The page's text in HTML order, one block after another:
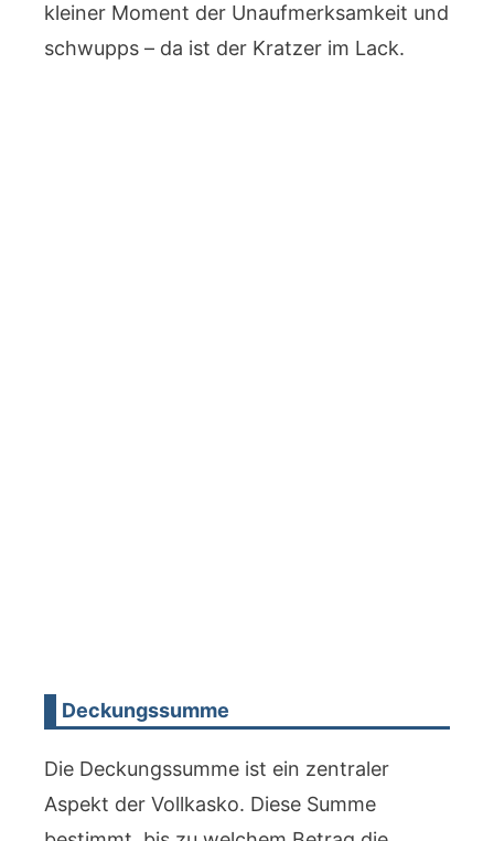
kleiner Moment der Unaufmerksamkeit und
schwupps – da ist der Kratzer im Lack.
Deckungssumme
Die Deckungssumme ist ein zentraler
Aspekt der Vollkasko. Diese Summe